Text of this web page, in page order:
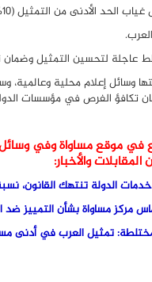
الحد الأدنى من التمثيل (10%).
عاجلة لتحسين التمثيل وضمان
وسائل إعلام محلية
تكافؤ الفرص في مؤسسات
في موقع مساواة وفي
والأخبار:
الدولة تنتهك القانون، نسبة
تمثيل العرب في أدنى